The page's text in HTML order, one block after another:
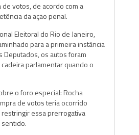
votos, de acordo com a
da ação penal.
Eleitoral do Rio de Janeiro,
para a primeira instância
Deputados, os autos foram
parlamentar quando o
o foro especial: Rocha
de votos teria ocorrido
essa prerrogativa